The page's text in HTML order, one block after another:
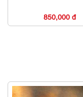
850,000 đ